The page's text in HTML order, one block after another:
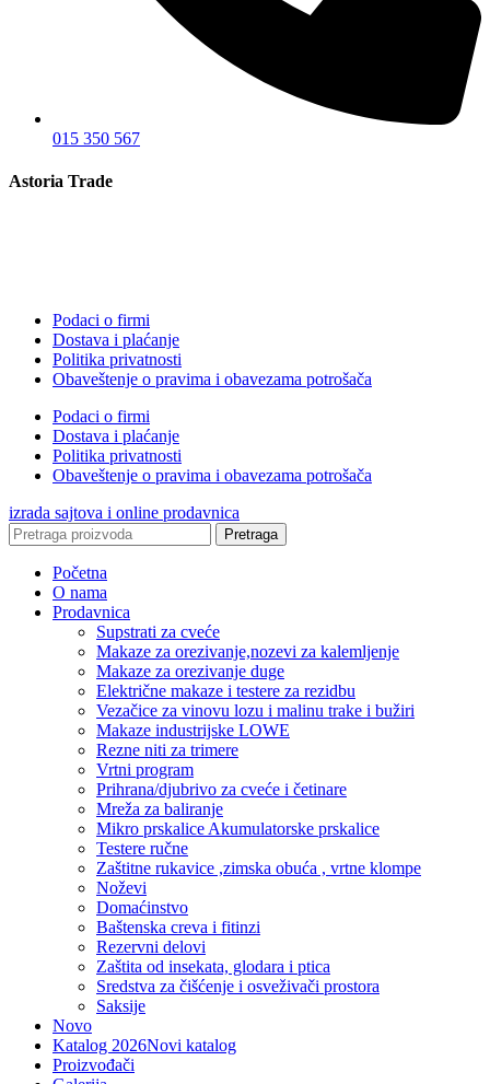
015 350 567
Astoria Trade
Podaci o firmi
Dostava i plaćanje
Politika privatnosti
Obaveštenje o pravima i obavezama potrošača
Podaci o firmi
Dostava i plaćanje
Politika privatnosti
Obaveštenje o pravima i obavezama potrošača
izrada sajtova i online prodavnica
Pretraga
Početna
O nama
Prodavnica
Supstrati za cveće
Makaze za orezivanje,nozevi za kalemljenje
Makaze za orezivanje duge
Električne makaze i testere za rezidbu
Vezačice za vinovu lozu i malinu trake i bužiri
Makaze industrijske LOWE
Rezne niti za trimere
Vrtni program
Prihrana/djubrivo za cveće i četinare
Mreža za baliranje
Mikro prskalice Akumulatorske prskalice
Testere ručne
Zaštitne rukavice ,zimska obuća , vrtne klompe
Noževi
Domaćinstvo
Baštenska creva i fitinzi
Rezervni delovi
Zaštita od insekata, glodara i ptica
Sredstva za čišćenje i osveživači prostora
Saksije
Novo
Katalog 2026Novi katalog
Proizvođači